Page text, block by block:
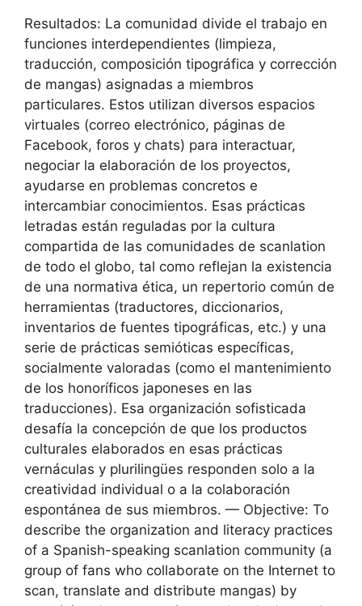
Resultados: La comunidad divide el trabajo en
funciones interdependientes (limpieza,
traducción, composición tipográfica y corrección
de mangas) asignadas a miembros
particulares. Estos utilizan diversos espacios
virtuales (correo electrónico, páginas de
Facebook, foros y chats) para interactuar,
negociar la elaboración de los proyectos,
ayudarse en problemas concretos e
intercambiar conocimientos. Esas prácticas
letradas están reguladas por la cultura
compartida de las comunidades de scanlation
de todo el globo, tal como reflejan la existencia
de una normativa ética, un repertorio común de
herramientas (traductores, diccionarios,
inventarios de fuentes tipográficas, etc.) y una
serie de prácticas semióticas específicas,
socialmente valoradas (como el mantenimiento
de los honoríficos japoneses en las
traducciones). Esa organización sofisticada
desafía la concepción de que los productos
culturales elaborados en esas prácticas
vernáculas y plurilingües responden solo a la
creatividad individual o a la colaboración
espontánea de sus miembros. — Objective: To
describe the organization and literacy practices
of a Spanish-speaking scanlation community (a
group of fans who collaborate on the Internet to
scan, translate and distribute mangas) by